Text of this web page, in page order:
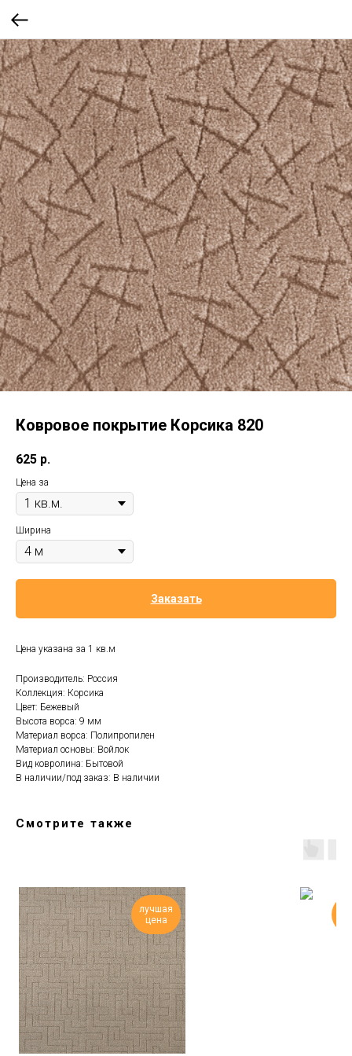
Ковровое покрытие Корсика 820
625 р.
Цена за
Ширина
Заказать
Цена указана за 1 кв.м
Производитель: Россия
Коллекция: Корсика
Цвет: Бежевый
Высота ворса: 9 мм
Материал ворса: Полипропилен
Материал основы: Войлок
Вид ковролина: Бытовой
В наличии/под заказ: В наличии
Смотрите также
лучшая
цена